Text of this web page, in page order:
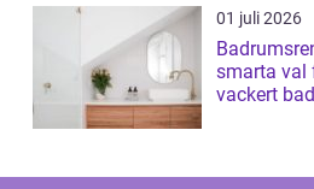
01 juli 2026
smarta val
vackert